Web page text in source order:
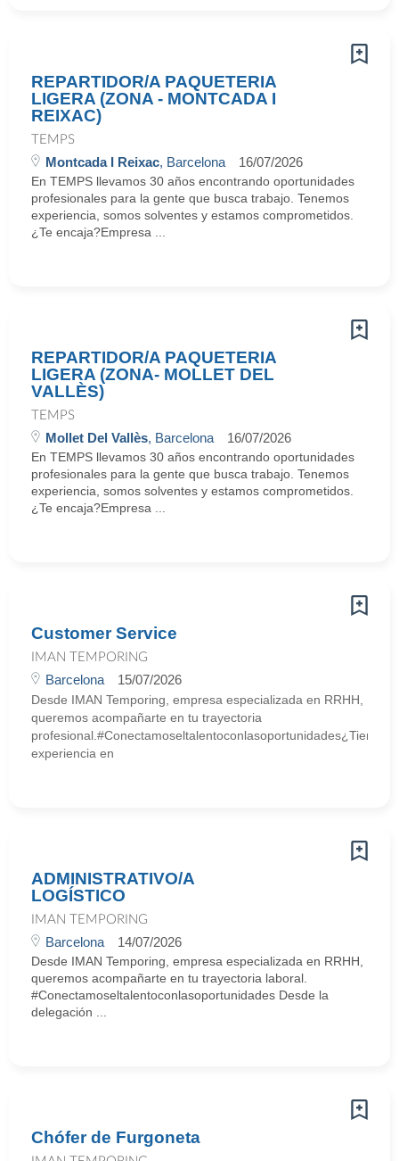
REPARTIDOR/A PAQUETERIA
LIGERA (ZONA - MONTCADA I
REIXAC)
TEMPS
Montcada I Reixac, Barcelona 16/07/2026
En TEMPS llevamos 30 años encontrando oportunidades
profesionales para la gente que busca trabajo. Tenemos
experiencia, somos solventes y estamos comprometidos.
¿Te encaja?Empresa ...
REPARTIDOR/A PAQUETERIA
LIGERA (ZONA- MOLLET DEL
VALLÈS)
TEMPS
Mollet Del Vallès, Barcelona 16/07/2026
En TEMPS llevamos 30 años encontrando oportunidades
profesionales para la gente que busca trabajo. Tenemos
experiencia, somos solventes y estamos comprometidos.
¿Te encaja?Empresa ...
Customer Service
IMAN TEMPORING
Barcelona 15/07/2026
Desde IMAN Temporing, empresa especializada en RRHH,
queremos acompañarte en tu trayectoria
profesional.#Conectamoseltalentoconlasoportunidades¿Tienes
experiencia en
ADMINISTRATIVO/A
LOGÍSTICO
IMAN TEMPORING
Barcelona 14/07/2026
Desde IMAN Temporing, empresa especializada en RRHH,
queremos acompañarte en tu trayectoria laboral.
#Conectamoseltalentoconlasoportunidades Desde la
delegación ...
Chófer de Furgoneta